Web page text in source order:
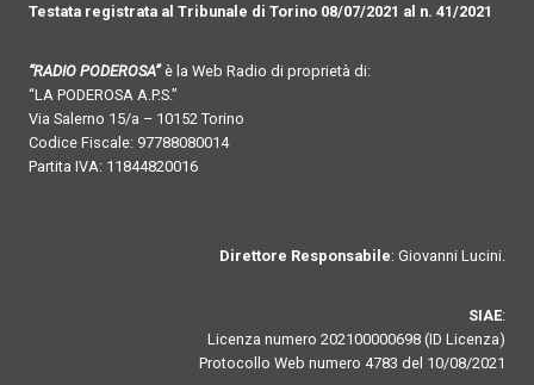
Testata registrata al Tribunale di Torino 08/07/2021 al n. 41/2021
“RADIO PODEROSA”è la Web Radio di proprietà di:
“LA PODEROSA A.P.S.”
Via Salerno 15/a – 10152 Torino
Codice Fiscale: 97788080014
Partita IVA: 11844820016
Direttore Responsabile: Giovanni Lucini.
SIAE:
Licenza numero 202100000698 (ID Licenza)
Protocollo Web numero 4783 del 10/08/2021